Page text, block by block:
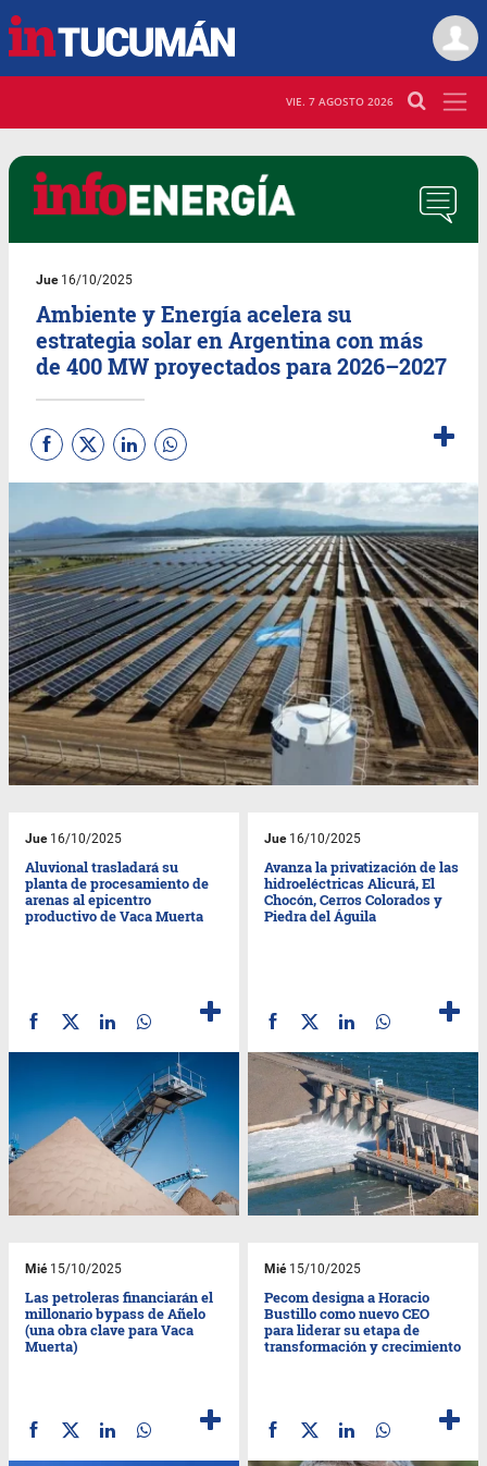
VIE. 7 AGOSTO 2026
Jue16/10/2025
Ambiente y Energía acelera su
estrategia solar en Argentina con más
de 400 MW proyectados para 2026–2027
Jue16/10/2025
Aluvional trasladará su
planta de procesamiento de
arenas al epicentro
productivo de Vaca Muerta
Jue16/10/2025
Avanza la privatización de las
hidroeléctricas Alicurá, El
Chocón, Cerros Colorados y
Piedra del Águila
Mié15/10/2025
Las petroleras financiarán el
millonario bypass de Añelo
(una obra clave para Vaca
Muerta)
Mié15/10/2025
Pecom designa a Horacio
Bustillo como nuevo CEO
para liderar su etapa de
transformación y crecimiento